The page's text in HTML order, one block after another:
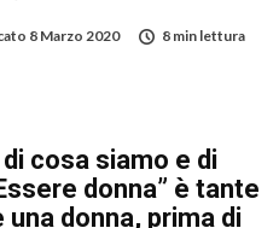
8 Marzo 2020
8 min lettura
cosa siamo e di
donna” è tante
donna, prima di